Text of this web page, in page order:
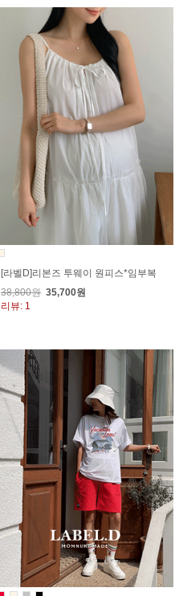
[라벨D]리본즈 투웨이 원피스*임부복
38,800원 35,700원
리뷰: 1